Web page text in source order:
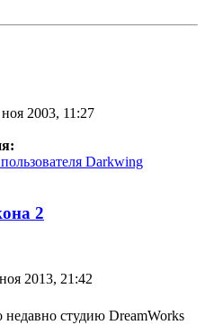
2003, 11:27
Darkwing
2
2013, 21:42
студию DreamWorks